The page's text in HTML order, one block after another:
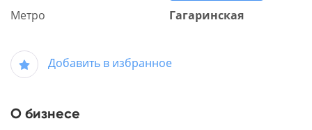
Метро Гагаринская
Добавить в избранное
О бизнесе